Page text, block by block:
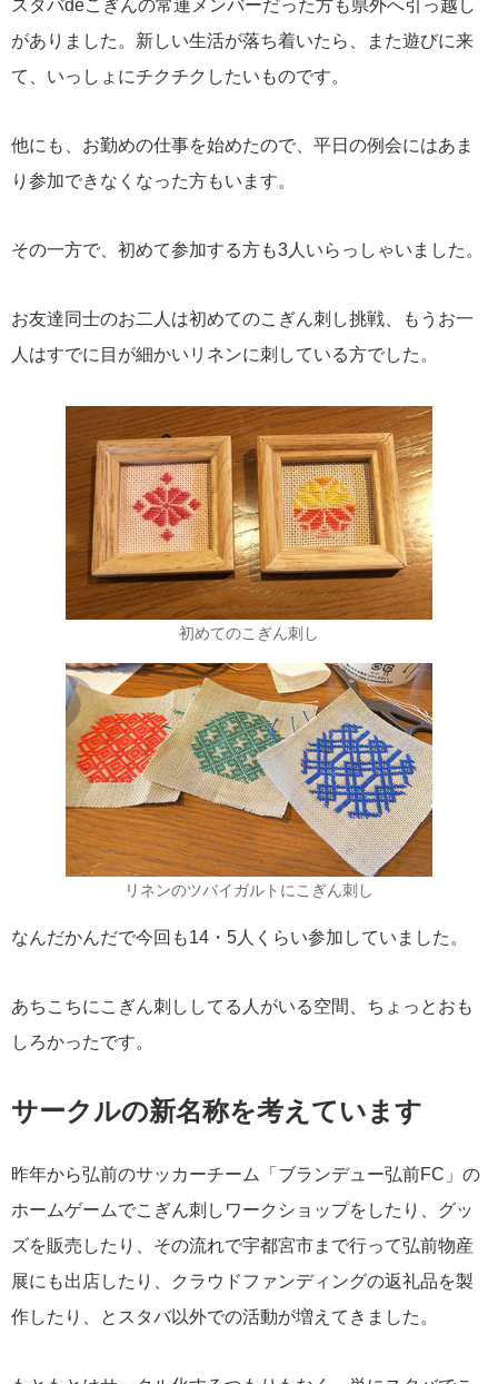
スタバdeこぎんの常連メンバーだった方も県外へ引っ越し
がありました。新しい生活が落ち着いたら、また遊びに来
て、いっしょにチクチクしたいものです。
他にも、お勤めの仕事を始めたので、平日の例会にはあま
り参加できなくなった方もいます。
その一方で、初めて参加する方も3人いらっしゃいました。
お友達同士のお二人は初めてのこぎん刺し挑戦、もうお一
人はすでに目が細かいリネンに刺している方でした。
初めてのこぎん刺し
リネンのツバイガルトにこぎん刺し
なんだかんだで今回も14・5人くらい参加していました。
あちこちにこぎん刺ししてる人がいる空間、ちょっとおも
しろかったです。
サークルの新名称を考えています
昨年から弘前のサッカーチーム「ブランデュー弘前FC」の
ホームゲームでこぎん刺しワークショップをしたり、グッ
ズを販売したり、その流れで宇都宮市まで行って弘前物産
展にも出店したり、クラウドファンディングの返礼品を製
作したり、とスタバ以外での活動が増えてきました。